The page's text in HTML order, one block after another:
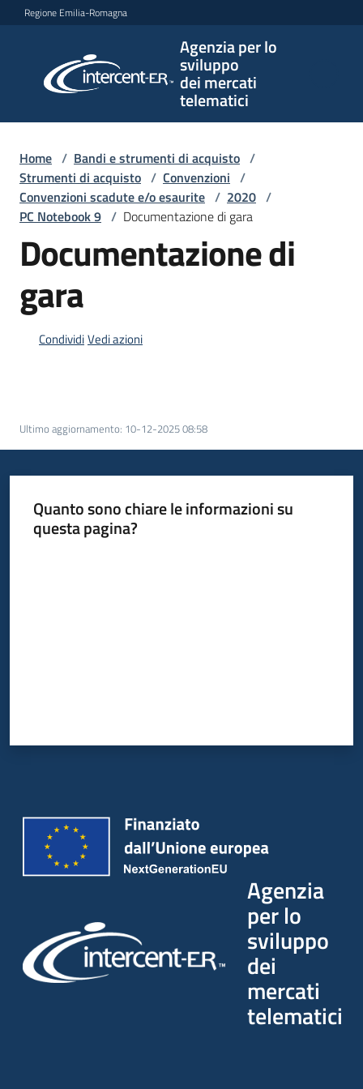
Vai al contenuto
Vai alla navigazione
Vai al footer
Regione Emilia-Romagna
Agenzia per lo
sviluppo
dei mercati
telematici
per lo
sviluppo
telematici
Bandi
e
strumenti
Supporto
Piattaforme
telematiche
Home / Bandi e strumenti di acquisto /
Strumenti di acquisto / Convenzioni /
Convenzioni scadute e/o esaurite / 2020 /
PC Notebook 9 / Documentazione di gara
Documentazione di
gara
CondividiVedi azioni
Ultimo aggiornamento: 10-12-2025 08:58
Quanto sono chiare le informazioni su
questa pagina?
Agenzia
per lo
sviluppo
dei
mercati
telematici